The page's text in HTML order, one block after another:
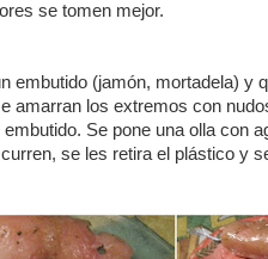
se tomen mejor.
embutido (jamón, mortadela) y
amarran los extremos con
Se pone una olla con
se les retira el plástico y